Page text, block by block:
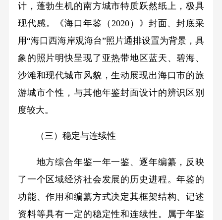
计，蓬勃生机的南方城市特质跃然纸上，极具
现代感。《海口年鉴（2020）》封面、封底采
用“海口西海岸观海台”照片通排设置为背景，具
象的照片明快呈现了亚热带地区蓝天、碧海、
沙滩和现代城市风貌，生动展现出海口市的旅
游城市个性，与其他年鉴封面设计的辨识区别
度较大。
（三）稳定与连续性
地方综合年鉴一年一鉴、逐年编纂，反映
了一个区域经济社会发展的历史进程。年鉴的
功能、作用和编纂方式决定其框架结构、记述
资料等具有一定的稳定性和连续性。属于年鉴